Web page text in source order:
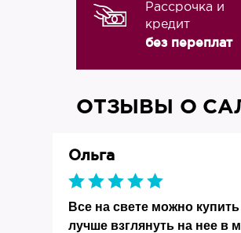
Рассрочка и
кредит
без переплат
ОТЗЫВЫ О
Ольга
Все на свете можно
лучше взглянуть на нее в